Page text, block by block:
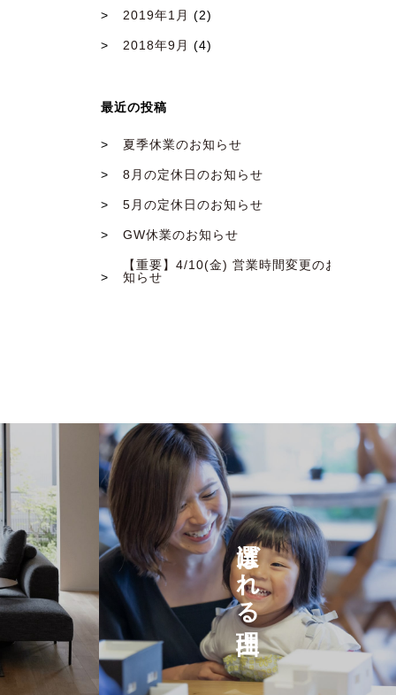
2019年1月 (2)
2018年9月 (4)
最近の投稿
夏季休業のお知らせ
8月の定休日のお知らせ
5月の定休日のお知らせ
GW休業のお知らせ
【重要】4/10(金) 営業時間変更のお
知らせ
選ばれる理由